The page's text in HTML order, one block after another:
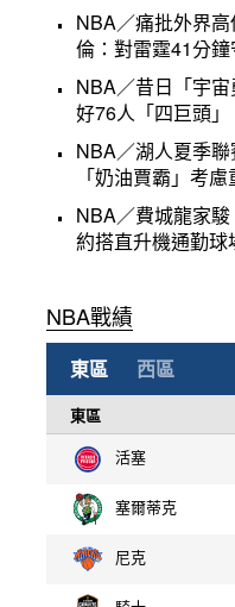
NBA／痛批外界
倫：對雷霆41分鐘
NBA／昔日「宇
好76人「四巨頭」
NBA／湖人夏季
「奶油賈霸」考
NBA／費城龍家駿
約搭直升機通勤球